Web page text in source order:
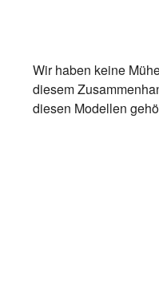
Wir haben keine
diesem
diesen Modellen